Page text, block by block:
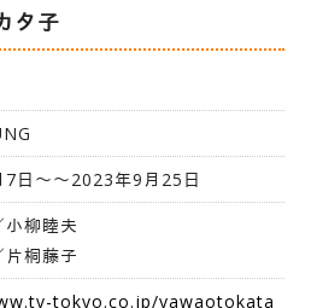
タ子
日〜〜2023年9月25日
小柳睦夫
桐藤子
tokyo.co.jp/yawaotokata